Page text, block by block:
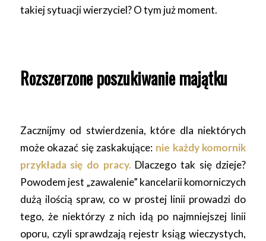
takiej sytuacji wierzyciel? O tym już moment.
Rozszerzone poszukiwanie majątku
Zacznijmy od stwierdzenia, które dla niektórych
może okazać się zaskakujące: nie każdy komornik
przykłada się do pracy.Dlaczego tak się dzieje?
Powodem jest „zawalenie” kancelarii komorniczych
dużą ilością spraw, co w prostej linii prowadzi do
tego, że niektórzy z nich idą po najmniejszej linii
oporu, czyli sprawdzają rejestr ksiąg wieczystych,